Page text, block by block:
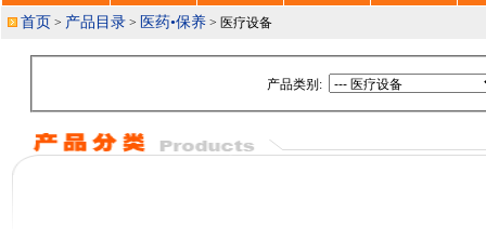
首页 > 产品目录 > 医药•保养 > 医疗设备
产品类别: